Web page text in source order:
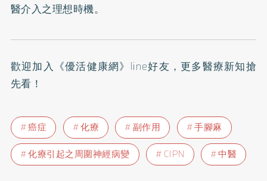
醫介入之理想時機。
歡迎加入 《優活健康網》line好友 ，更多醫療新知搶
先看！
癌症 化療 副作用
手腳麻
化療引起之周圍神經病變
CIPN 中醫